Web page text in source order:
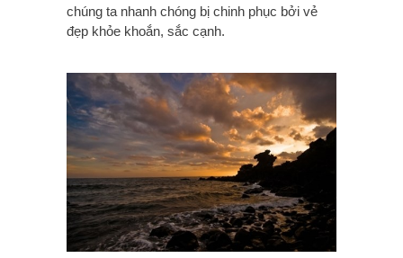
chúng ta nhanh chóng bị chinh phục bởi vẻ
đẹp khỏe khoắn, sắc cạnh.